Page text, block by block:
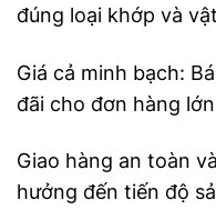
đúng loại khớp và
Giá cả minh bạch:
đãi cho đơn hàng lớn
Giao hàng an toàn
hưởng đến tiến độ